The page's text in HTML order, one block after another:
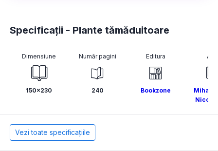
Specificații - Plante tămăduitoare
Dimensiune
150x230
Număr pagini
240
Editura
Bookzone
Vezi toate specificațiile